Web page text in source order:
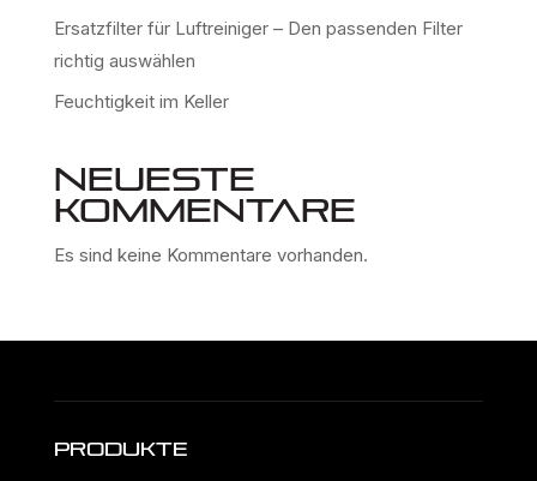
Ersatzfilter für Luftreiniger – Den passenden Filter
richtig auswählen
Feuchtigkeit im Keller
Neueste
Kommentare
Es sind keine Kommentare vorhanden.
Produkte